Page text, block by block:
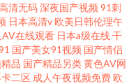
清无码深夜国产视频 91刺
日本高清v欧美日韩伦理午
AV在线观看 日本a级在线干
国产美女91视频 国产情侣
品 国产精品另类黄色AV网
二区 成人午夜视频免费欧